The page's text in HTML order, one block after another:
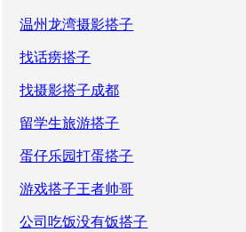
温州龙湾摄影搭子
找话痨搭子
找摄影搭子成都
留学生旅游搭子
蛋仔乐园打蛋搭子
游戏搭子王者帅哥
公司吃饭没有饭搭子